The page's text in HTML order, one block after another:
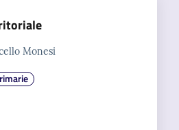
Monesi